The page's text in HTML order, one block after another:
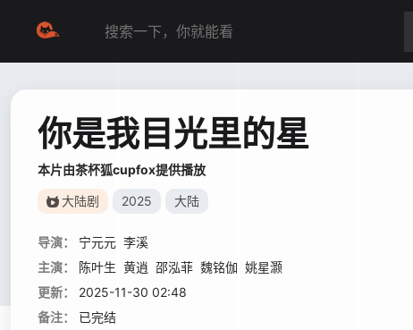
你是我目光里的星
本片由茶杯狐cupfox提供播放
大陆剧 2025 大陆
导演： 宁元元 李溪
主演：
陈叶生 黄逍 邵泓菲 魏铭伽 姚星灏
更新：
2025-11-30 02:48
备注：
已完结